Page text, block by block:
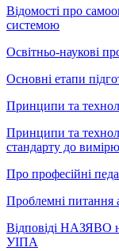
Відомості про
системою
Освітньо-наукові
Основні етапи
Принципи та
Принципи та
стандарту до
Про професійні
Проблемні питання
Відповіді НАЗЯВО
УІПА